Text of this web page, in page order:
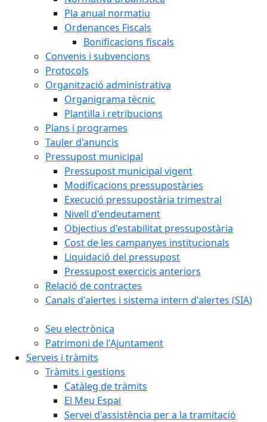
Pla anual normatiu
Ordenances Fiscals
Bonificacions fiscals
Convenis i subvencions
Protocols
Organització administrativa
Organigrama tècnic
Plantilla i retribucions
Plans i programes
Tauler d'anuncis
Pressupost municipal
Pressupost municipal vigent
Modificacions pressupostàries
Execució pressupostària trimestral
Nivell d'endeutament
Objectius d'estabilitat pressupostària
Cost de les campanyes institucionals
Liquidació del pressupost
Pressupost exercicis anteriors
Relació de contractes
Canals d'alertes i sistema intern d'alertes (SIA)
Seu electrònica
Patrimoni de l'Ajuntament
Serveis i tràmits
Tràmits i gestions
Catàleg de tràmits
El Meu Espai
Servei d'assistència per a la tramitació